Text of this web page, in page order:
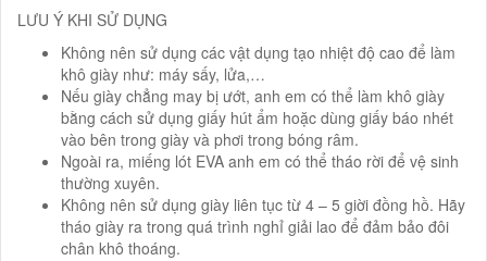
LƯU Ý KHI SỬ DỤNG
Không nên sử dụng các vật dụng tạo nhiệt độ cao để làm
khô giày như: máy sấy, lửa,…
Nếu giày chẳng may bị ướt, anh em có thể làm khô giày
bằng cách sử dụng giấy hút ẩm hoặc dùng giấy báo nhét
vào bên trong giày và phơi trong bóng râm.
Ngoài ra, miếng lót EVA anh em có thể tháo rời để vệ sinh
thường xuyên.
Không nên sử dụng giày liên tục từ 4 – 5 giời đồng hồ. Hãy
tháo giày ra trong quá trình nghỉ giải lao để đảm bảo đôi
chân khô thoáng.